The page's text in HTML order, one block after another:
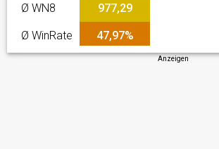
Ø WN8 977,29
Ø WinRate 47,97%
Anzeigen